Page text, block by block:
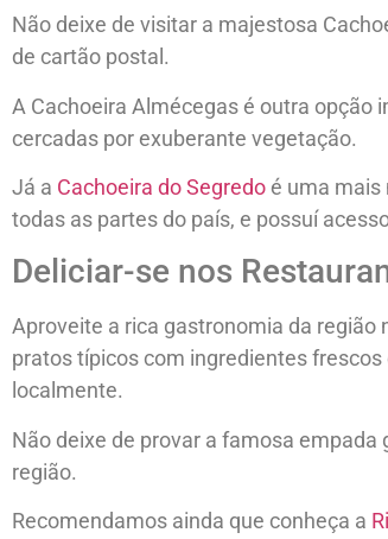
Não deixe de visitar a majestosa
de cartão postal.
A Cachoeira Almécegas é outra opção
cercadas por exuberante vegetação.
Já a Cachoeira do Segredo é uma mais
todas as partes do país, e possuí
Deliciar-se nos
Aproveite a rica gastronomia da região
pratos típicos com ingredientes
localmente.
Não deixe de provar a famosa
região.
Recomendamos ainda que conheça a